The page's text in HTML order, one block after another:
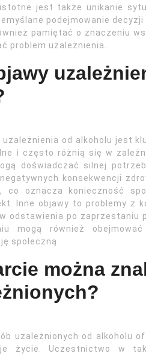
jest także unikanie
podejmowanie
pamiętać o znaczeniu
problem uzależnienia.
uzależnienia od alkoholu jest
i często różnią się w
doświadczać silnej
konsekwencji
co oznacza konieczność
Inne objawy to problemy z
odstawienia po zaprzestaniu
mogą również
społeczną.
można
uzależnionych od alkoholu
życie. Uczestnictwo w